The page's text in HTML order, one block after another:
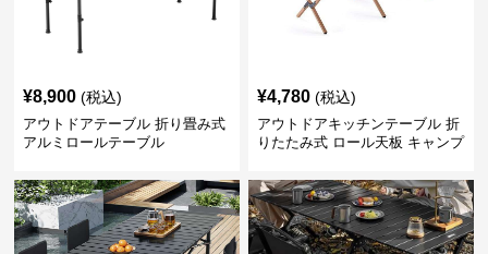
¥8,900 (税込)
アウトドアテーブル 折り畳み式
アルミロールテーブル
¥4,780 (税込)
アウトドアキッチンテーブル 折
りたたみ式 ロール天板 キャンプ